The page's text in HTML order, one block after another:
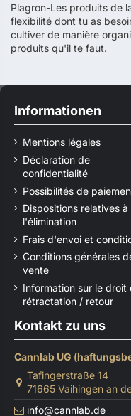
Plagron-Les produits de
flexibilité dont tu as
cultiver de manière
produits qu'il te faut.
Informationen
Mentions légales
Déclaration de
confidentialité
Possibilités de
Dispositions relatives à
l'élimination
Frais d'envoi et
Conditions générales
vente
Information sur le droit
rétractation / retour
Kontakt zu uns
Cannlab UG
Tafingerstraße 14
71665 Vaihingen an
info@cannlab.de